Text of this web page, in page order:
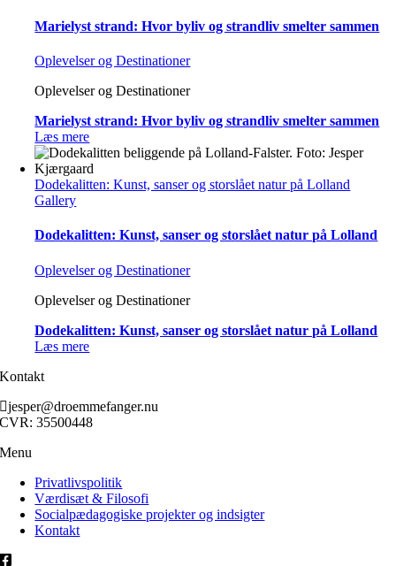
Marielyst strand: Hvor byliv og strandliv smelter sammen
Oplevelser og Destinationer
Oplevelser og Destinationer
Marielyst strand: Hvor byliv og strandliv smelter sammen
Læs mere
Dodekalitten: Kunst, sanser og storslået natur på Lolland
Gallery
Dodekalitten: Kunst, sanser og storslået natur på Lolland
Oplevelser og Destinationer
Oplevelser og Destinationer
Dodekalitten: Kunst, sanser og storslået natur på Lolland
Læs mere
Kontakt
jesper@droemmefanger.nu
CVR: 35500448
Menu
Privatlivspolitik
Værdisæt & Filosofi
Socialpædagogiske projekter og indsigter
Kontakt